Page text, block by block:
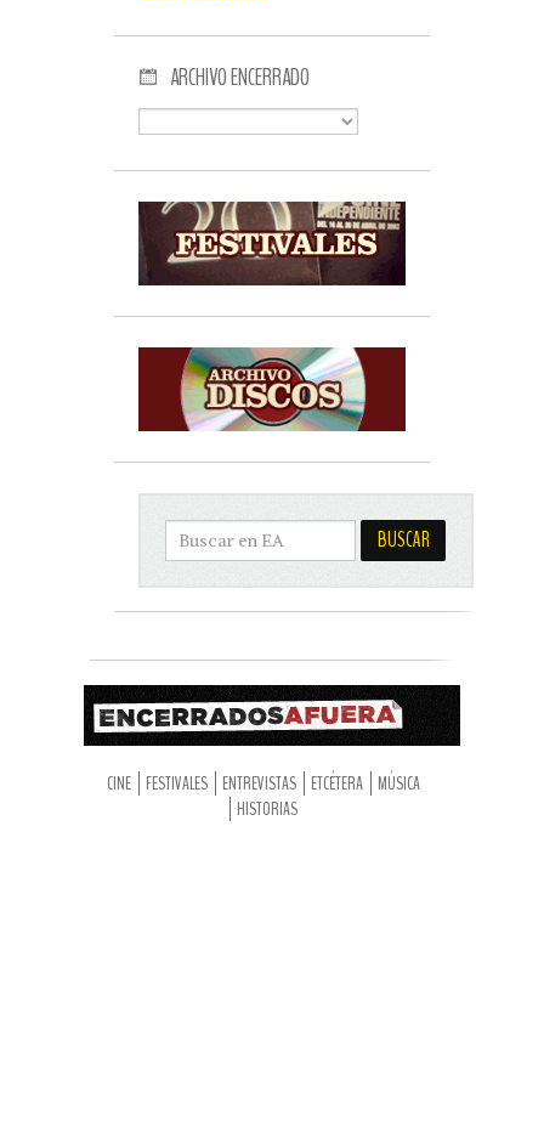
ARCHIVO ENCERRADO
CINE FESTIVALES ENTREVISTAS ETCÉTERA
MÚSICA
HISTORIAS